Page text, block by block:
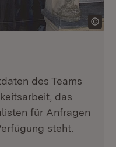
des Teams
das
für Anfragen
steht.